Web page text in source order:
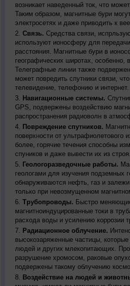
возникает наведенный ток, что
Таким образом, магнитные бури
электросетях и даже приводить к
Связь. Средства связи,
используют ионосферу для
расстояния. Магнитные бури в
географических широтах,
Телеграфные линии также
может повредить спутники связи,
телевидение, телефонию и интернет.
Навигационные системы.
GPS, подвержены воздействию
распространения радиоволн в
Повреждение спутников.
поверхности от ультрафиолетового
более, горячие течения способны
спуников и даже вывести их из
Геологоразведочные работы.
геологами для изучения подземных
обнаруживаются нефть, газ и
только при невозмущенном
Трубопроводы. Быстро
магнитноиндуцированные токи в
расхода воды и усилению коррозии
Радиационное облучение.
высокозаряженные частицы,
людей и других млекопитающих.
разрушение хромосом, раковые
подвержены такому облучению
Воздействие на людей и